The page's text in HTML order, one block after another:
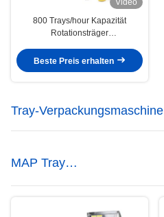
Video
800 Trays/hour Kapazität
Rotationsträger
Snack-Träger für Trockenfutter
Beste Preis erhalten
Tray-Verpackungsmaschine
MAP Tray
Versiegelungsmaschine